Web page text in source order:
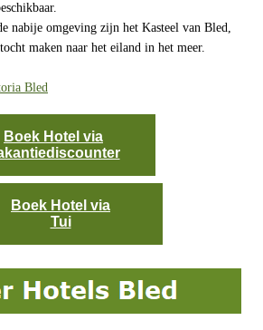
nabije omgeving zijn het Kasteel van Bled,
maken naar het eiland in het meer.
Bled
Boek Hotel via
Boek Hotel via
Tui